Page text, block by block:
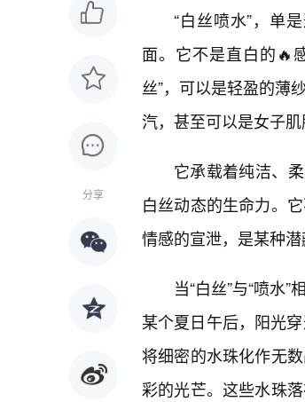
分享
“白丝喷水”，单
面。它不是直白的🔥
丝”，可以是轻盈的薄
汽，甚至可以是女子肌
它承载着纯洁、
白丝动态的生命力。
情感的宣泄，是某种潜
当“白丝”与“喷水
某个夏日午后，阳光
将细密的水珠化作无
彩的光芒。这些水珠